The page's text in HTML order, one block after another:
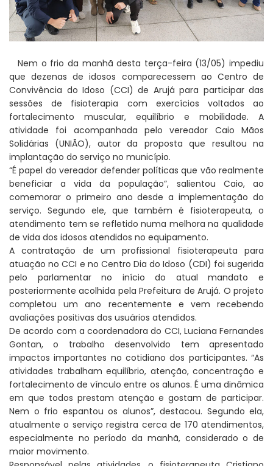
Nem o frio da manhã desta terça-feira (13/05) impediu
que dezenas de idosos comparecessem ao Centro de
Convivência do Idoso (CCI) de Arujá para participar das
sessões de fisioterapia com exercícios voltados ao
fortalecimento muscular, equilíbrio e mobilidade. A
atividade foi acompanhada pelo vereador Caio Mãos
Solidárias (UNIÃO), autor da proposta que resultou na
implantação do serviço no município.
“É papel do vereador defender políticas que vão realmente
beneficiar a vida da população”, salientou Caio, ao
comemorar o primeiro ano desde a implementação do
serviço. Segundo ele, que também é fisioterapeuta, o
atendimento tem se refletido numa melhora na qualidade
de vida dos idosos atendidos no equipamento.
A contratação de um profissional fisioterapeuta para
atuação no CCI e no Centro Dia do Idoso (CDI) foi sugerida
pelo parlamentar no início do atual mandato e
posteriormente acolhida pela Prefeitura de Arujá. O projeto
completou um ano recentemente e vem recebendo
avaliações positivas dos usuários atendidos.
De acordo com a coordenadora do CCI, Luciana Fernandes
Gontan, o trabalho desenvolvido tem apresentado
impactos importantes no cotidiano dos participantes. “As
atividades trabalham equilíbrio, atenção, concentração e
fortalecimento de vínculo entre os alunos. É uma dinâmica
em que todos prestam atenção e gostam de participar.
Nem o frio espantou os alunos”, destacou. Segundo ela,
atualmente o serviço registra cerca de 170 atendimentos,
especialmente no período da manhã, considerado o de
maior movimento.